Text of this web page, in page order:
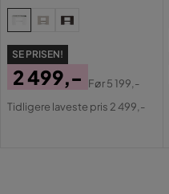
Farge skjerm
Sokkel
IP-systemer
SE PRISEN!
Pris
2 499,-
Original
Før5 199,-
Tidligere laveste pris 2 499,-